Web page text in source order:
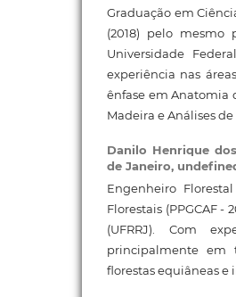
Graduação em
(2018) pelo mesmo
Universidade
experiência nas
ênfase em Anatomia
Madeira e Análises
Danilo Henrique
de Janeiro,
Engenheiro
Florestais (PPGCAF -
(UFRRJ). Com
principalmente em
florestas equiâneas e